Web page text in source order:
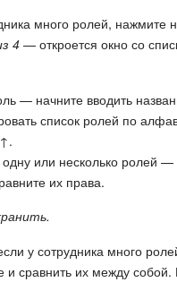
много ролей, нажмите
4— откроется окно со
— начните вводить
список ролей по
.
или несколько ролей —
их права.
у сотрудника много
и сравнить их между